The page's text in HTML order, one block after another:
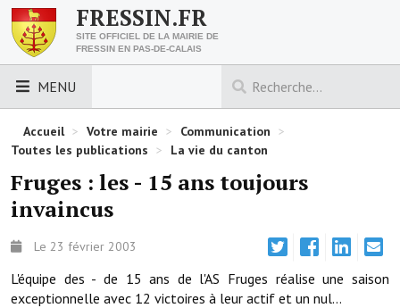
FRESSIN.FR
SITE OFFICIEL DE LA MAIRIE DE
FRESSIN EN PAS-DE-CALAIS
MENU
LES ESSENTIELS
Découvrez Fressin
Venir à Fressin
Urbanisme
Nous contacter
Accueil > Votre mairie > Communication >
Toutes les publications > La vie du canton
Fruges : les - 15 ans toujours
invaincus
Le 23 février 2003
L'équipe des - de 15 ans de l'AS Fruges réalise une saison
exceptionnelle avec 12 victoires à leur actif et un nul...